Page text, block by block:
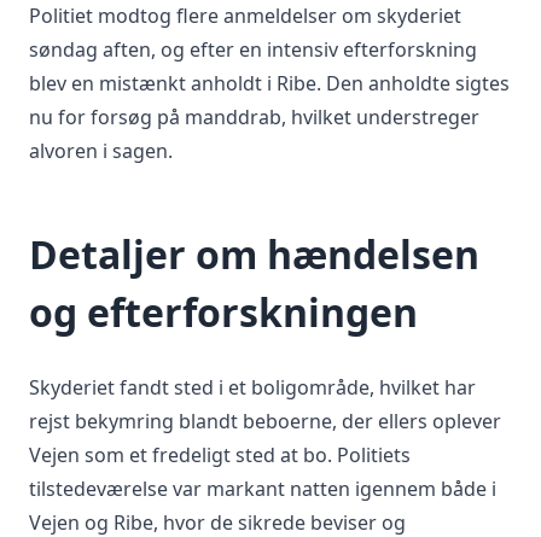
Politiet modtog flere anmeldelser om skyderiet
søndag aften, og efter en intensiv efterforskning
blev en mistænkt anholdt i Ribe. Den anholdte sigtes
nu for forsøg på manddrab, hvilket understreger
alvoren i sagen.
Detaljer om hændelsen
og efterforskningen
Skyderiet fandt sted i et boligområde, hvilket har
rejst bekymring blandt beboerne, der ellers oplever
Vejen som et fredeligt sted at bo. Politiets
tilstedeværelse var markant natten igennem både i
Vejen og Ribe, hvor de sikrede beviser og